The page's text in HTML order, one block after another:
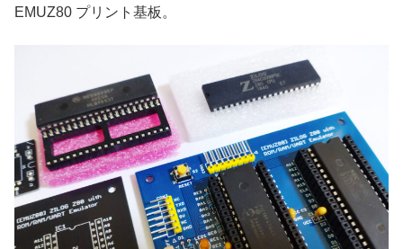
EMUZ80 プリント基板。